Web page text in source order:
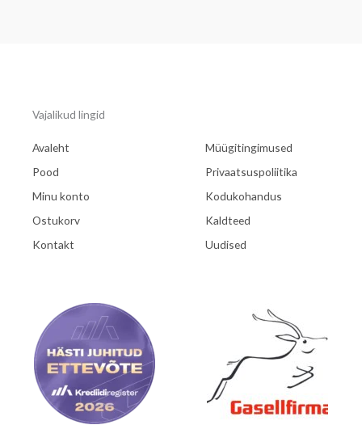
Vajalikud lingid
Avaleht
Pood
Minu konto
Ostukorv
Kontakt
Müügitingimused
Privaatsuspoliitika
Kodukohandus
Kaldteed
Uudised